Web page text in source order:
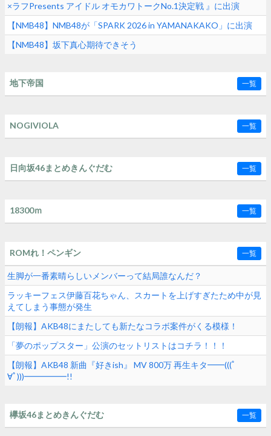
×ラフPresents アイドル オモカワトークNo.1決定戦 』に出演
【NMB48】NMB48が「SPARK 2026 in YAMANAKAKO」に出演
【NMB48】坂下真心期待できそう
地下帝国 一覧
NOGIVIOLA 一覧
日向坂46まとめきんぐだむ 一覧
18300ｍ 一覧
ROMれ！ペンギン 一覧
生脚が一番素晴らしいメンバーって結局誰なんだ？
ラッキーフェス伊藤百花ちゃん、スカートを上げすぎたため中が見
えてしまう事態が発生
【朗報】AKB48にまたしても新たなコラボ案件がくる模様！
「夢のポップスター」公演のセットリストはコチラ！！！
【朗報】AKB48 新曲『好きish』 MV 800万 再生キタ━━(((ﾟ
∀ﾟ)))━━━━━!!
欅坂46まとめきんぐだむ 一覧